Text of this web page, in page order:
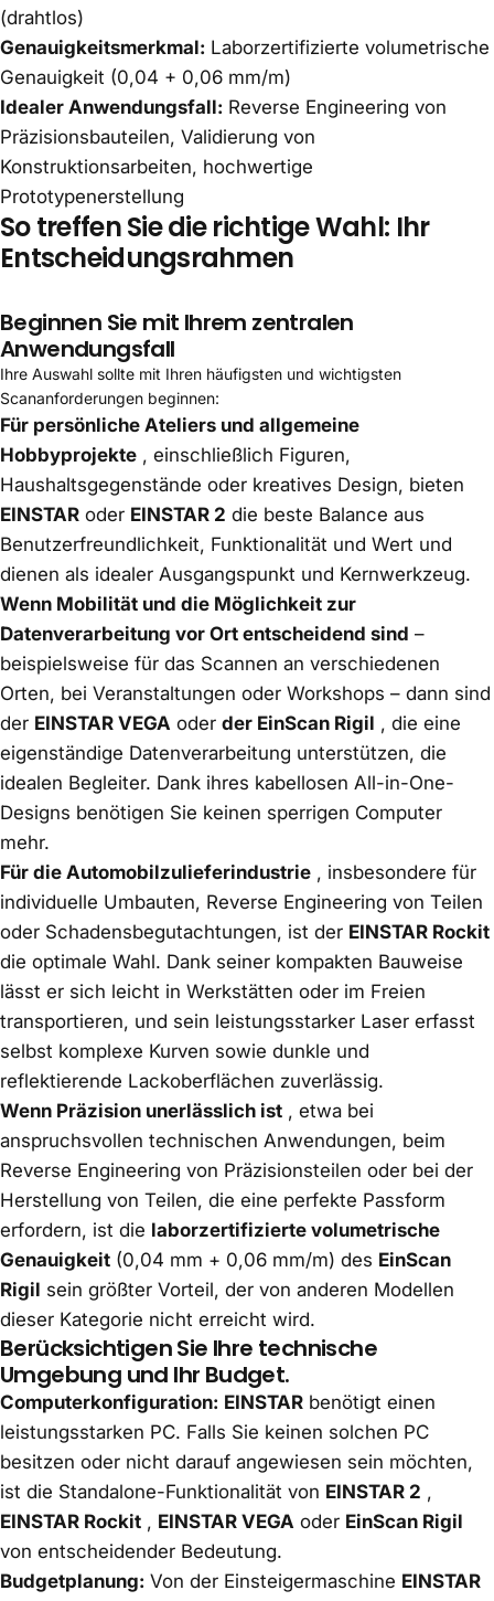
(drahtlos)
Genauigkeitsmerkmal: Laborzertifizierte volumetrische
Genauigkeit (0,04 + 0,06 mm/m)
Idealer Anwendungsfall: Reverse Engineering von
Präzisionsbauteilen, Validierung von
Konstruktionsarbeiten, hochwertige
Prototypenerstellung
So treffen Sie die richtige Wahl: Ihr
Entscheidungsrahmen
Beginnen Sie mit Ihrem zentralen
Anwendungsfall
Ihre Auswahl sollte mit Ihren häufigsten und wichtigsten
Scananforderungen beginnen:
Für persönliche Ateliers und allgemeine
Hobbyprojekte , einschließlich Figuren,
Haushaltsgegenstände oder kreatives Design, bieten
EINSTAR oder EINSTAR 2 die beste Balance aus
Benutzerfreundlichkeit, Funktionalität und Wert und
dienen als idealer Ausgangspunkt und Kernwerkzeug.
Wenn Mobilität und die Möglichkeit zur
Datenverarbeitung vor Ort entscheidend sind –
beispielsweise für das Scannen an verschiedenen
Orten, bei Veranstaltungen oder Workshops – dann sind
der EINSTAR VEGA oder der EinScan Rigil , die eine
eigenständige Datenverarbeitung unterstützen, die
idealen Begleiter. Dank ihres kabellosen All-in-One-
Designs benötigen Sie keinen sperrigen Computer
mehr.
Für die Automobilzulieferindustrie , insbesondere für
individuelle Umbauten, Reverse Engineering von Teilen
oder Schadensbegutachtungen, ist der EINSTAR Rockit
die optimale Wahl. Dank seiner kompakten Bauweise
lässt er sich leicht in Werkstätten oder im Freien
transportieren, und sein leistungsstarker Laser erfasst
selbst komplexe Kurven sowie dunkle und
reflektierende Lackoberflächen zuverlässig.
Wenn Präzision unerlässlich ist , etwa bei
anspruchsvollen technischen Anwendungen, beim
Reverse Engineering von Präzisionsteilen oder bei der
Herstellung von Teilen, die eine perfekte Passform
erfordern, ist die laborzertifizierte volumetrische
Genauigkeit (0,04 mm + 0,06 mm/m) des EinScan
Rigil sein größter Vorteil, der von anderen Modellen
dieser Kategorie nicht erreicht wird.
Berücksichtigen Sie Ihre technische
Umgebung und Ihr Budget.
Computerkonfiguration: EINSTAR benötigt einen
leistungsstarken PC. Falls Sie keinen solchen PC
besitzen oder nicht darauf angewiesen sein möchten,
ist die Standalone-Funktionalität von EINSTAR 2 ,
EINSTAR Rockit , EINSTAR VEGA oder EinScan Rigil
von entscheidender Bedeutung.
Budgetplanung: Von der Einsteigermaschine EINSTAR